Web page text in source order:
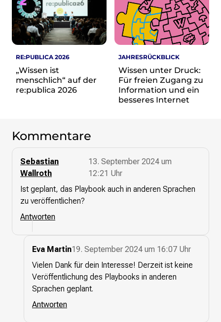
RE:PUBLICA 2026
„Wissen ist
menschlich“ auf der
re:publica 2026
JAHRESRÜCKBLICK
Wissen unter Druck:
Für freien Zugang zu
Information und ein
besseres Internet
Kommentare
Sebastian
Wallroth
13. September 2024 um
12:21 Uhr
Ist geplant, das Playbook auch in anderen Sprachen
zu veröffentlichen?
Antworten
Eva Martin19. September 2024 um 16:07 Uhr
Vielen Dank für dein Interesse! Derzeit ist keine
Veröffentlichung des Playbooks in anderen
Sprachen geplant.
Antworten